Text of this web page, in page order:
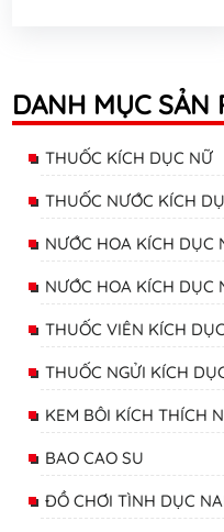
DANH MỤC SẢN
THUỐC KÍCH DỤC NỮ
THUỐC NƯỚC KÍCH
NƯỚC HOA KÍCH DỤC
NƯỚC HOA KÍCH DỤC
THUỐC VIÊN KÍCH
THUỐC NGỬI KÍCH
KEM BÔI KÍCH THÍCH
BAO CAO SU
ĐỒ CHƠI TÌNH DỤC